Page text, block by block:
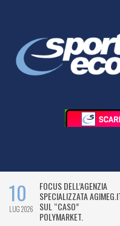
10
LUG 2026
FOCUS DELL’AGENZIA
SPECIALIZZATA
SUL “CASO”
POLYMARKET.